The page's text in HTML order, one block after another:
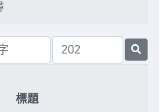
標題